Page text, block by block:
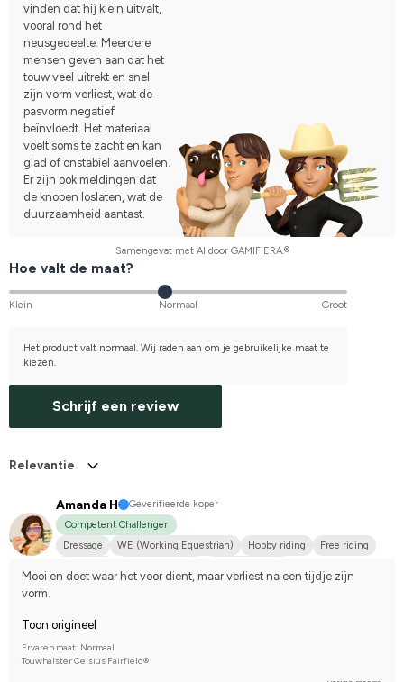
vinden dat hij klein uitvalt,
vooral rond het
neusgedeelte. Meerdere
mensen geven aan dat het
touw veel uitrekt en snel
zijn vorm verliest, wat de
pasvorm negatief
beïnvloedt. Het materiaal
voelt soms te zacht en kan
glad of onstabiel aanvoelen.
Er zijn ook meldingen dat
de knopen loslaten, wat de
duurzaamheid aantast.
Samengevat met AI door GAMIFIERA.®
Hoe valt de maat?
Klein Normaal Groot
Het product valt normaal. Wij raden aan om je gebruikelijke maat te
kiezen.
Schrijf een review
Relevantie
Amanda H
Geverifieerde koper
Competent Challenger
Dressage
WE (Working Equestrian) Hobby riding
Free riding
Mooi en doet waar het voor dient, maar verliest na een tijdje zijn
vorm.
Toon origineel
Ervaren maat: Normaal
Touwhalster Celsius Fairfield®